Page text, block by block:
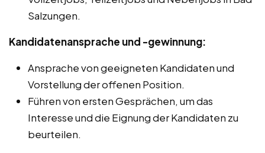
Salzungen.
Kandidatenansprache und -gewinnung:
Ansprache von geeigneten Kandidaten und
Vorstellung der offenen Position.
Führen von ersten Gesprächen, um das
Interesse und die Eignung der Kandidaten zu
beurteilen.